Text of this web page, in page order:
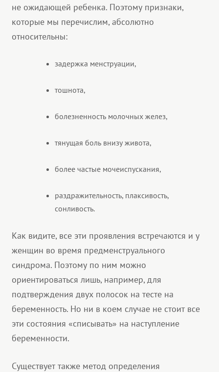
не ожидающей ребенка. Поэтому признаки,
которые мы перечислим, абсолютно
относительны:
задержка менструации,
тошнота,
болезненность молочных желез,
тянущая боль внизу живота,
более частые мочеиспускания,
раздражительность, плаксивость,
сонливость.
Как видите, все эти проявления встречаются и у
женщин во время предменструального
синдрома. Поэтому по ним можно
ориентироваться лишь, например, для
подтверждения двух полосок на тесте на
беременность. Но ни в коем случае не стоит все
эти состояния «списывать» на наступление
беременности.
Существует также метод определения